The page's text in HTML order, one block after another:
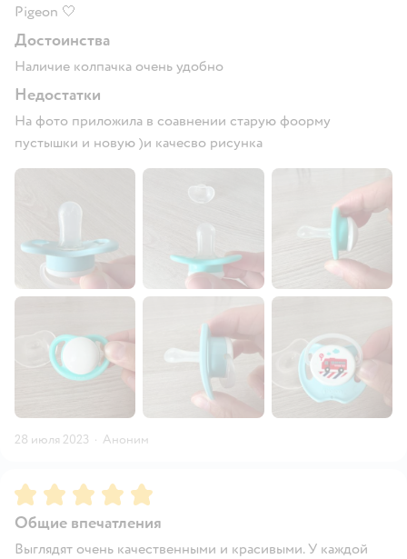
Pigeon 🤍
Достоинства
Наличие колпачка очень удобно
Недостатки
На фото приложила в соавнении старую фоорму
пустышки и новую )и качесво рисунка
28 июля 2023 · Аноним
Рейтинг:5
Общие впечатления
Выглядят очень качественными и красивыми. У каждой